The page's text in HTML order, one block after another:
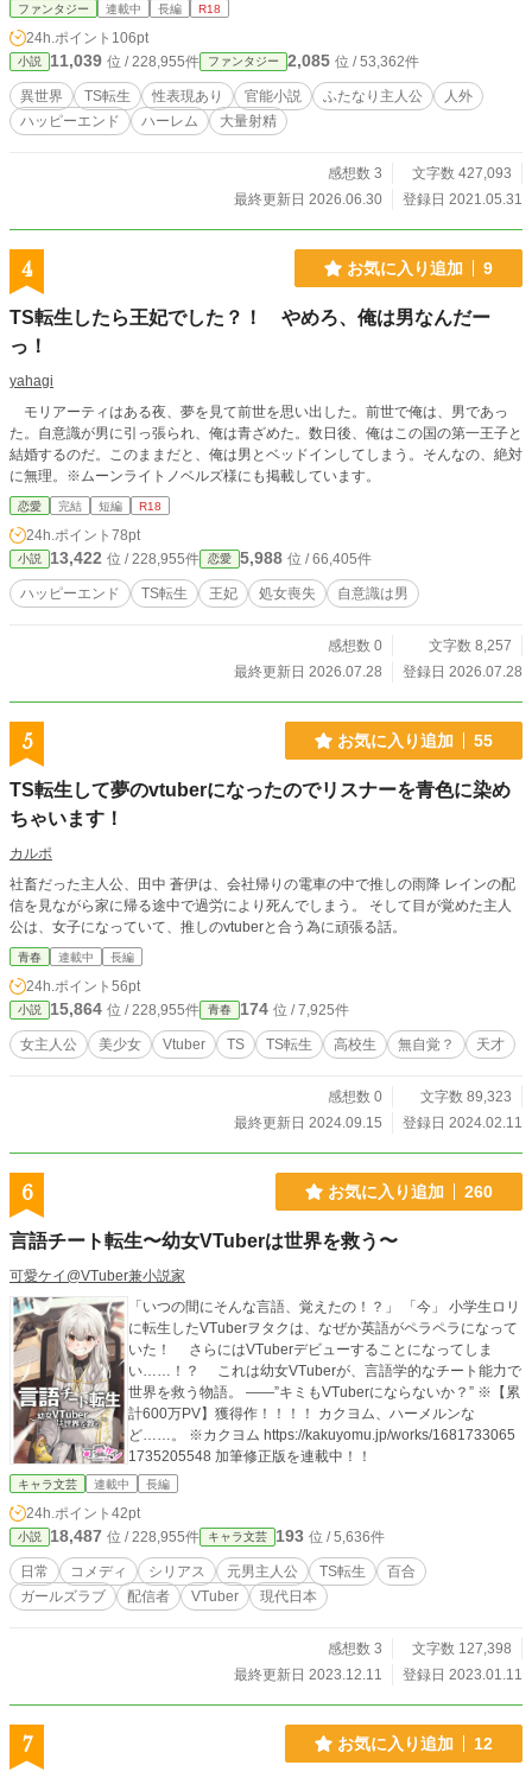
ファンタジー 連載中 長編 R18
24h.ポイント 106pt
小説 11,039 位 / 228,955件 ファンタジー 2,085 位 / 53,362件
異世界 TS転生 性表現あり 官能小説 ふたなり主人公
人外
ハッピーエンド
ハーレム 大量射精
感想数 3
文字数 427,093
最終更新日 2026.06.30
登録日 2021.05.31
4 お気に入り追加 9
TS転生したら王妃でした？！ やめろ、俺は男なんだー
っ！
yahagi
モリアーティはある夜、夢を見て前世を思い出した。前世で俺は、男であっ
た。自意識が男に引っ張られ、俺は青ざめた。数日後、俺はこの国の第一王子と
結婚するのだ。このままだと、俺は男とベッドインしてしまう。そんなの、絶対
に無理。※ムーンライトノベルズ様にも掲載しています。
恋愛 完結 短編 R18
24h.ポイント 78pt
小説 13,422 位 / 228,955件 恋愛 5,988 位 / 66,405件
ハッピーエンド TS転生 王妃 処女喪失 自意識は男
感想数 0
文字数 8,257
最終更新日 2026.07.28
登録日 2026.07.28
5 お気に入り追加 55
TS転生して夢のvtuberになったのでリスナーを青色に染め
ちゃいます！
カルポ
社畜だった主人公、田中 蒼伊は、会社帰りの電車の中で推しの雨降 レインの配
信を見ながら家に帰る途中で過労により死んでしまう。 そして目が覚めた主人
公は、女子になっていて、推しのvtuberと合う為に頑張る話。
青春 連載中 長編
24h.ポイント 56pt
小説 15,864 位 / 228,955件 青春 174 位 / 7,925件
女主人公 美少女 Vtuber TS TS転生 高校生 無自覚？ 天才
感想数 0
文字数 89,323
最終更新日 2024.09.15
登録日 2024.02.11
6 お気に入り追加 260
言語チート転生〜幼女VTuberは世界を救う〜
可愛ケイ@VTuber兼小説家
「いつの間にそんな言語、覚えたの！？」 「今」 小学生ロリ
に転生したVTuberヲタクは、なぜか英語がペラペラになって
いた！ さらにはVTuberデビューすることになってしま
い……！？ これは幼女VTuberが、言語学的なチート能力で
世界を救う物語。 ――”キミもVTuberにならないか？” ※【累
計600万PV】獲得作！！！！ カクヨム、ハーメルンな
ど……。 ※カクヨム https://kakuyomu.jp/works/1681733065
1735205548 加筆修正版を連載中！！
キャラ文芸 連載中 長編
24h.ポイント 42pt
小説 18,487 位 / 228,955件 キャラ文芸 193 位 / 5,636件
日常 コメディ シリアス 元男主人公 TS転生
百合
ガールズラブ
配信者 VTuber 現代日本
感想数 3
文字数 127,398
最終更新日 2023.12.11
登録日 2023.01.11
7 お気に入り追加 12